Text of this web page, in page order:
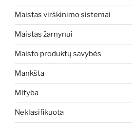
Maistas virškinimo sistemai
Maistas žarnynui
Maisto produktų savybės
Mankšta
Mityba
Neklasifikuota